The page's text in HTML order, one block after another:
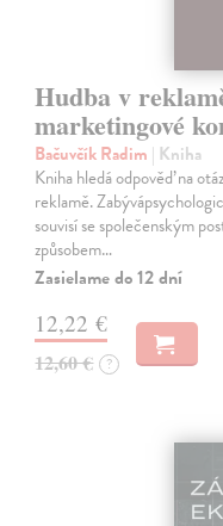
Hudba v
marketingové
Bačuvčík Radim | Kniha
Kniha hledá odpověď na
reklamě.
souvisí se společenským
způsobem…
Zasielame do 12 dní
12,22 €
12,60 € ?